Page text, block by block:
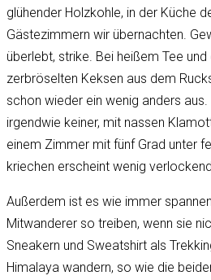
glühender Holzkohle, in der Küche
Gästezimmern wir übernachten.
überlebt, strike. Bei heißem Tee
zerbröselten Keksen aus dem
schon wieder ein wenig anders
irgendwie keiner, mit nassen
einem Zimmer mit fünf Grad unter
kriechen erscheint wenig
Außerdem ist es wie immer
Mitwanderer so treiben, wenn sie
Sneakern und Sweatshirt als
Himalaya wandern, so wie die